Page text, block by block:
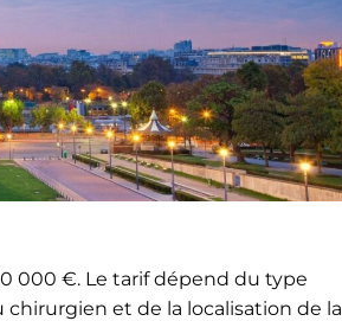
000 €. Le tarif dépend du type
et de la localisation de la